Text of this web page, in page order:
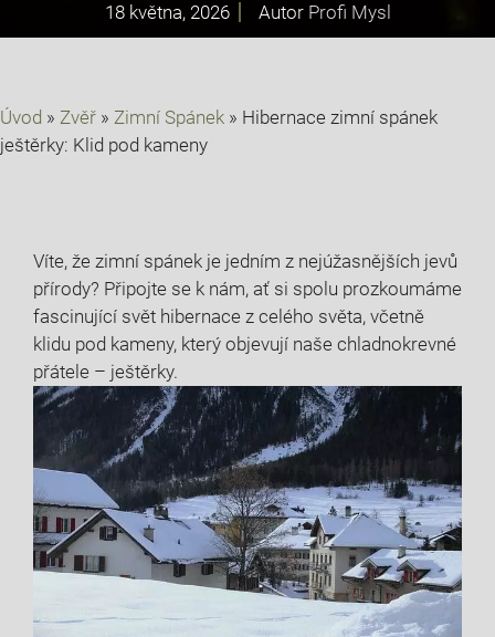
18 května, 2026 Autor Profi Mysl
Úvod » Zvěř » Zimní Spánek » Hibernace zimní spánek
ještěrky: Klid pod kameny
Víte, že zimní spánek je jedním z nejúžasnějších jevů
přírody? Připojte se k nám, ať si spolu prozkoumáme
fascinující svět hibernace z celého světa, včetně
klidu pod kameny, který objevují naše chladnokrevné
přátele – ještěrky.